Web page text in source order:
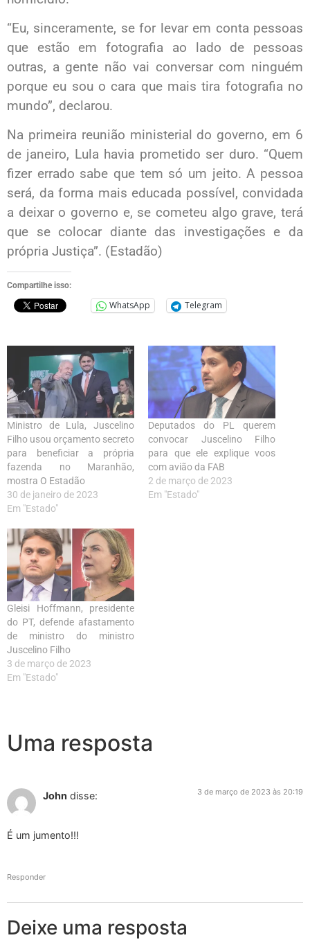
“Eu, sinceramente, se for levar em conta pessoas
que estão em fotografia ao lado de pessoas
outras, a gente não vai conversar com ninguém
porque eu sou o cara que mais tira fotografia no
mundo”, declarou.
Na primeira reunião ministerial do governo, em 6
de janeiro, Lula havia prometido ser duro. “Quem
fizer errado sabe que tem só um jeito. A pessoa
será, da forma mais educada possível, convidada
a deixar o governo e, se cometeu algo grave, terá
que se colocar diante das investigações e da
própria Justiça”. (Estadão)
Compartilhe isso:
WhatsApp Telegram
Ministro de Lula, Juscelino
Filho usou orçamento secreto
para beneficiar a própria
fazenda no Maranhão,
mostra O Estadão
30 de janeiro de 2023
Em "Estado"
Deputados do PL querem
convocar Juscelino Filho
para que ele explique voos
com avião da FAB
2 de março de 2023
Em "Estado"
Gleisi Hoffmann, presidente
do PT, defende afastamento
de ministro do ministro
Juscelino Filho
3 de março de 2023
Em "Estado"
Uma resposta
John disse: 3 de março de 2023 às 20:19
É um jumento!!!
Responder
Deixe uma resposta